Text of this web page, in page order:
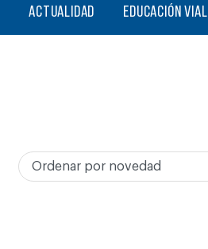
Actualidad Educación vial